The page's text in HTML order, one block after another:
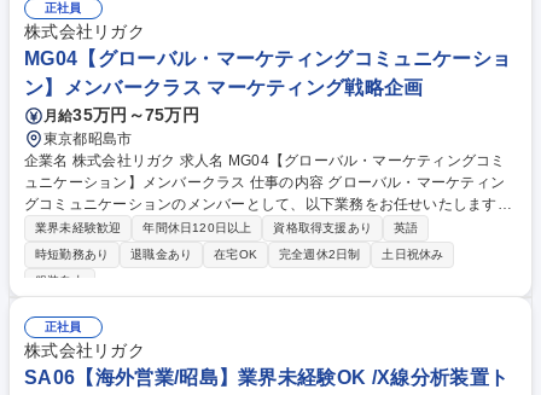
正社員
株式会社リガク
MG04【グローバル・マーケティングコミュニケーショ
ン】メンバークラス マーケティング戦略企画
月給35万円～75万円
東京都昭島市
企業名 株式会社リガク 求人名 MG04【グローバル・マーケティングコミ
ュニケーション】メンバークラス 仕事の内容 グローバル・マーケティン
グコミュニケーションのメンバーとして、以下業務をお任せいたします。
【詳細】■年間/半期計画策定(ブランド、製品、PR、デジタル、イベント
の統合) ■進行管理(他部署所属のデザイナー、広報と連携→制作/PR/デジ
タル/メディアの進行、成果レビュー)■意思決定ファシリテーション(会議
外販売代理店、展示施工会社、メディア)■品質管理(メッセージ一貫性、法
務/表示確認、ブランドガイド遵守等)■効果測定と改善(マーケティング活
動における主要KPIの設定・計測・レポート)■予算管理 など 募集職種 MG
04【グローバル・マーケティングコミュニケーション】メンバークラス
業界未経験歓迎 年間休日120日以上 資格取得支援あり
英語
時短勤務あり
退職金あり 在宅OK 完全週休2日制
土日祝休み
服装自由
正社員
株式会社リガク
SA06【海外営業/昭島】業界未経験OK /X線分析装置ト